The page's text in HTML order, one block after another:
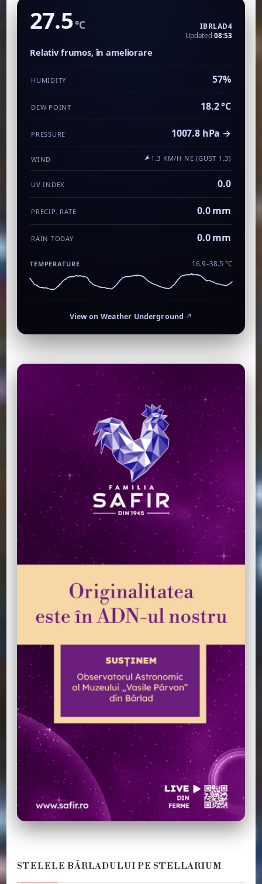
27.5°C IBRLAD4
Updated 08:53
Relativ frumos, în ameliorare
HUMIDITY 57%
DEW POINT 18.2 °C
PRESSURE 1007.8 hPa →
WIND 1.3 KM/H NE (GUST 1.3)
UV INDEX 0.0
PRECIP. RATE 0.0 mm
RAIN TODAY 0.0 mm
TEMPERATURE 16.9–38.5 °C
View on Weather Underground ↗
STELELE BÂRLADULUI PE STELLARIUM